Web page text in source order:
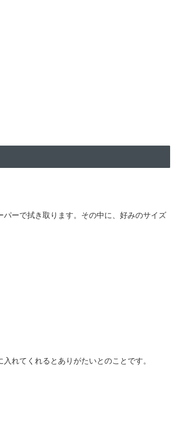
ーで拭き取ります。その中に、好みのサイズ
れてくれるとありがたいとのことです。